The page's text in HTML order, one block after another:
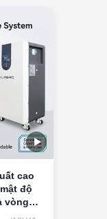
cao
độ
vòng
năng